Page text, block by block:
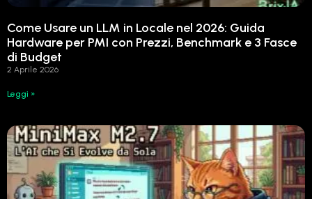
Come Usare un LLM in Locale nel 2026: Guida
Hardware per PMI con Prezzi, Benchmark e 3 Fasce
di Budget
2 Aprile 2026
Leggi »